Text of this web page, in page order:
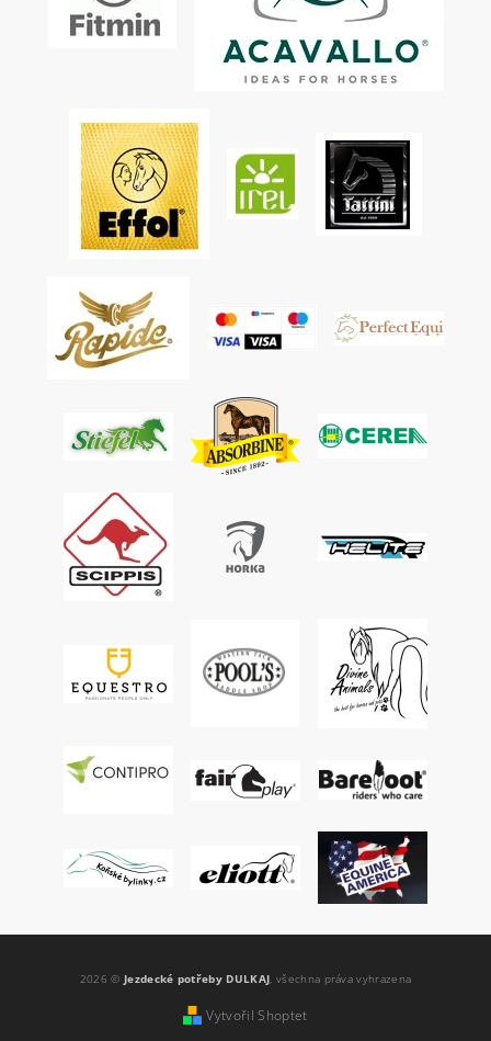
2026 © Jezdecké potřeby DULKAJ, všechna práva vyhrazena
Vytvořil Shoptet